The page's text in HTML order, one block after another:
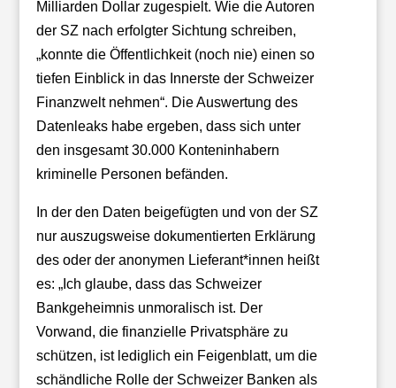
Milliarden Dollar zugespielt. Wie die Autoren
der SZ nach erfolgter Sichtung schreiben,
„konnte die Öffentlichkeit (noch nie) einen so
tiefen Einblick in das Innerste der Schweizer
Finanzwelt nehmen“. Die Auswertung des
Datenleaks habe ergeben, dass sich unter
den insgesamt 30.000 Konteninhabern
kriminelle Personen befänden.
In der den Daten beigefügten und von der SZ
nur auszugsweise dokumentierten Erklärung
des oder der anonymen Lieferant*innen heißt
es: „Ich glaube, dass das Schweizer
Bankgeheimnis unmoralisch ist. Der
Vorwand, die finanzielle Privatsphäre zu
schützen, ist lediglich ein Feigenblatt, um die
schändliche Rolle der Schweizer Banken als